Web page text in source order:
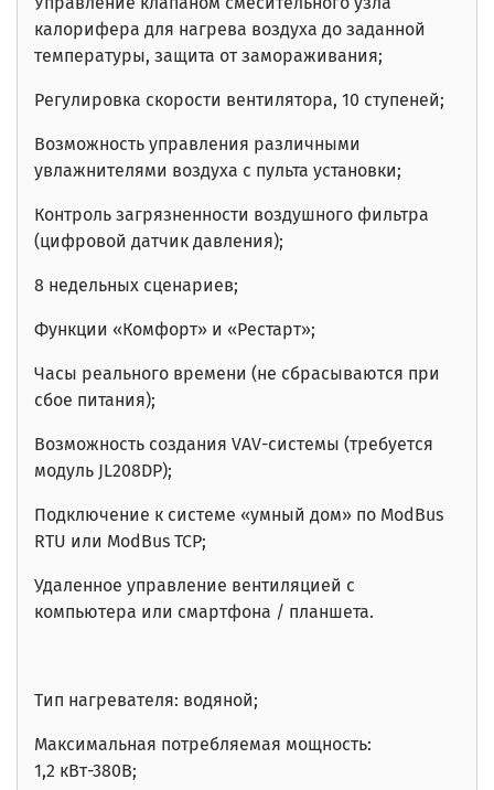
калорифера для нагрева воздуха до заданной
температуры, защита от замораживания;
Регулировка скорости вентилятора, 10 ступеней;
Возможность управления различными
увлажнителями воздуха с пульта установки;
Контроль загрязненности воздушного фильтра
(цифровой датчик давления);
8 недельных сценариев;
Функции «Комфорт» и «Рестарт»;
Часы реального времени (не сбрасываются при
сбое питания);
Возможность создания VAV-системы (требуется
модуль JL208DP);
Подключение к системе «умный дом» по ModBus
RTU или ModBus TCP;
Удаленное управление вентиляцией с
компьютера или смартфона / планшета.
Тип нагревателя: водяной;
Максимальная потребляемая мощность:
1,2 кВт-380В;